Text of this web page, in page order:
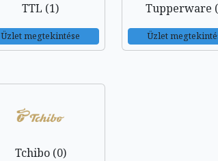
TTL (1)
Üzlet megtekintése
Tupperware
Üzlet
Tchibo (0)